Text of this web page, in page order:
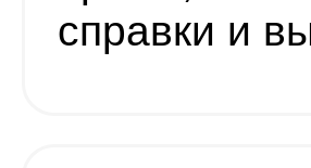
справки и